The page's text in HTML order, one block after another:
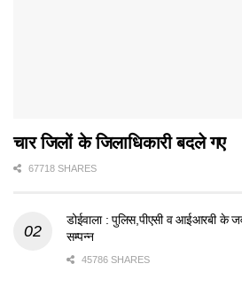
चार जिलों के जिलाधिकारी बदले गए
67718 SHARES
डोईवाला : पुलिस,पीएसी व आईआरबी के
सम्पन्न
45786 SHARES